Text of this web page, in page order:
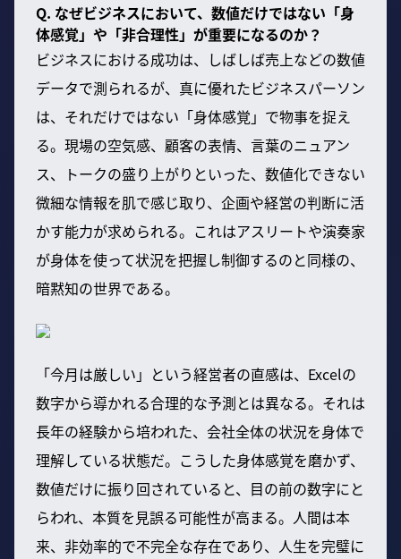
Q. なぜビジネスにおいて、数値だけではない「身
体感覚」や「非合理性」が重要になるのか？
ビジネスにおける成功は、しばしば売上などの数値
データで測られるが、真に優れたビジネスパーソン
は、それだけではない「身体感覚」で物事を捉え
る。現場の空気感、顧客の表情、言葉のニュアン
ス、トークの盛り上がりといった、数値化できない
微細な情報を肌で感じ取り、企画や経営の判断に活
かす能力が求められる。これはアスリートや演奏家
が身体を使って状況を把握し制御するのと同様の、
暗黙知の世界である。
「今月は厳しい」という経営者の直感は、Excelの
数字から導かれる合理的な予測とは異なる。それは
長年の経験から培われた、会社全体の状況を身体で
理解している状態だ。こうした身体感覚を磨かず、
数値だけに振り回されていると、目の前の数字にと
らわれ、本質を見誤る可能性が高まる。人間は本
来、非効率的で不完全な存在であり、人生を完璧に